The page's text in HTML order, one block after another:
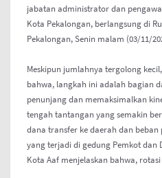
jabatan administrator dan
Kota Pekalongan, berlangsung di
Pekalongan, Senin malam (03/11/
Meskipun jumlahnya tergolong
bahwa, langkah ini adalah bagian
penunjang dan memaksimalkan
tengah tantangan yang semakin
dana transfer ke daerah dan
yang terjadi di gedung Pemkot dan
Kota Aaf menjelaskan bahwa,